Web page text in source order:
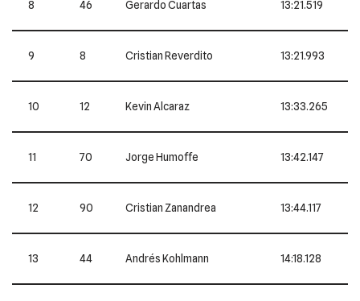
8 46 Gerardo Cuartas 13:21.519
9 8 Cristian Reverdito 13:21.993
10 12 Kevin Alcaraz 13:33.265
11 70 Jorge Humoffe 13:42.147
12 90 Cristian Zanandrea 13:44.117
13 44 Andrés Kohlmann 14:18.128